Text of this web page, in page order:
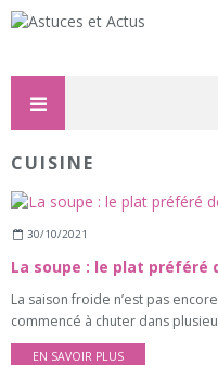
CUISINE
30/10/2021
La soupe : le plat préféré
La saison froide n’est pas
commencé à chuter dans
EN SAVOIR PLUS